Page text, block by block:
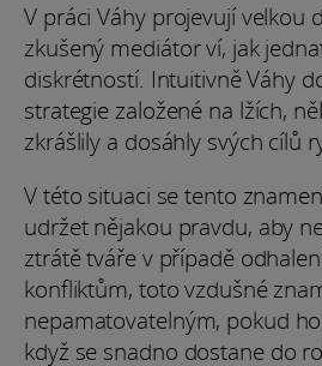
V práci Váhy projevují velkou
zkušený mediátor ví, jak
diskrétností. Intuitivně Váhy
strategie založené na lžích,
zkrášlily a dosáhly svých cílů
V této situaci se tento
udržet nějakou pravdu, aby
ztrátě tváře v případě
konfliktům, toto vzdušné
nepamatovatelným, pokud
když se snadno dostane do